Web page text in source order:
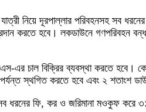
নিয়ে দূরপাল্লার পরিবহনসহ সব
হবে। লকডাউনে গণপরিবহন বন্ধ
চাল বিক্রির ব্যবস্থা করতে হবে।
স্থগিত করতে হবে এবং ২ শতাংশ
ধরনের ফি, কর ও জরিমানা মওকুফ করে